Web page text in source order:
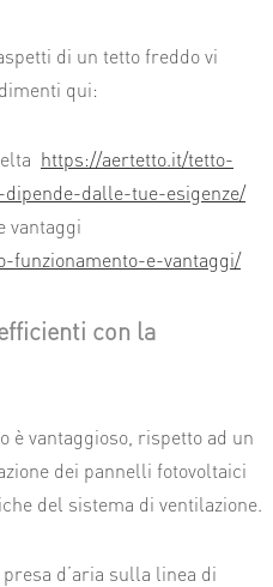
di un tetto freddo vi
qui:
https://aertetto.it/tetto-
dalle-tue-esigenze/
vantaggi
funzionamento-e-vantaggi/
con la
è vantaggioso, rispetto ad un
dei pannelli fotovoltaici
del sistema di ventilazione.
presa d’aria sulla linea di